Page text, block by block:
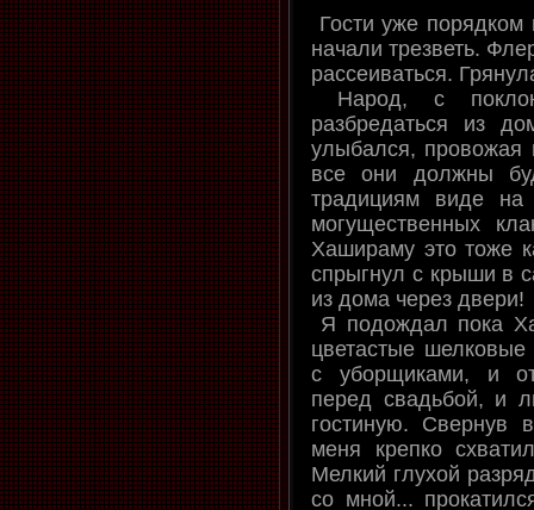
Гости уже
начали трезветь.
рассеиваться.
Народ, с
разбредаться из
улыбался, провожая
все они должны
традициям виде на
могущественных
Хашираму это тоже
спрыгнул с крыши в
из дома через двери!
Я подождал пока
цветастые
с уборщиками, и
перед свадьбой, и
гостиную. Свернув
меня крепко
Мелкий глухой
со мной...